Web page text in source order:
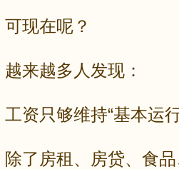
可现在呢？
越来越多人发现：
工资只够维持“基本运
除了房租、房贷、食